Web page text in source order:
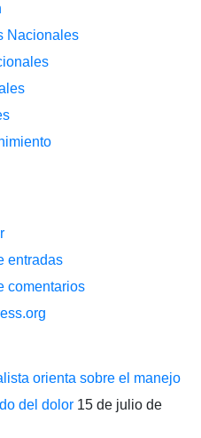
Nacionales
entradas
comentarios
orienta sobre el manejo
del dolor 15 de julio de